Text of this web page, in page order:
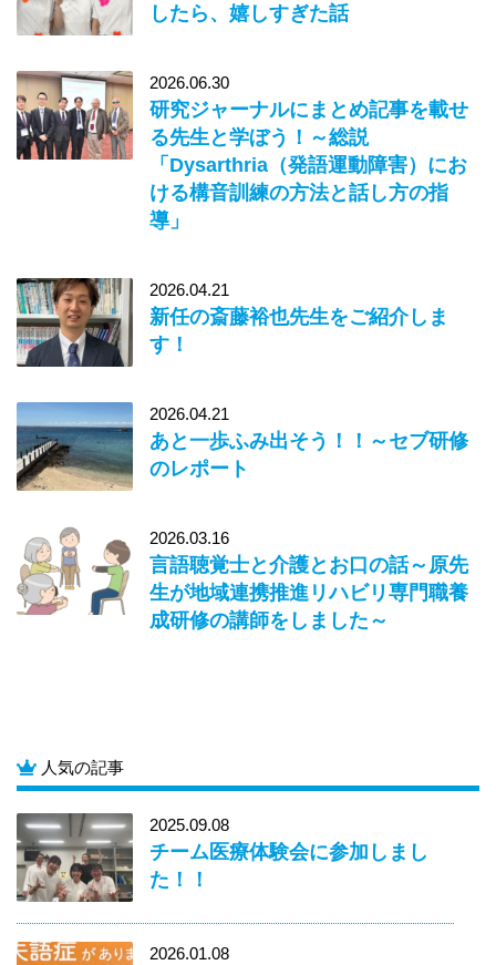
したら、嬉しすぎた話
2026.06.30
研究ジャーナルにまとめ記事を載せ
る先生と学ぼう！～総説
「Dysarthria（発語運動障害）にお
ける構音訓練の方法と話し方の指
導」
2026.04.21
新任の斎藤裕也先生をご紹介しま
す！
2026.04.21
あと一歩ふみ出そう！！～セブ研修
のレポート
2026.03.16
言語聴覚士と介護とお口の話～原先
生が地域連携推進リハビリ専門職養
成研修の講師をしました～
人気の記事
2025.09.08
チーム医療体験会に参加しまし
た！！
2026.01.08